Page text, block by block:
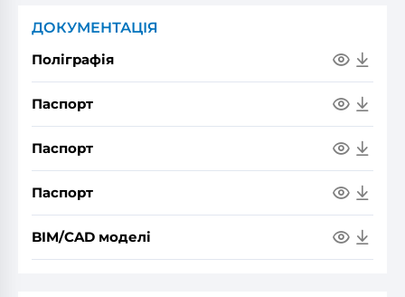
ДОКУМЕНТАЦІЯ
Поліграфія
Паспорт
Паспорт
Паспорт
BIM/CAD моделі